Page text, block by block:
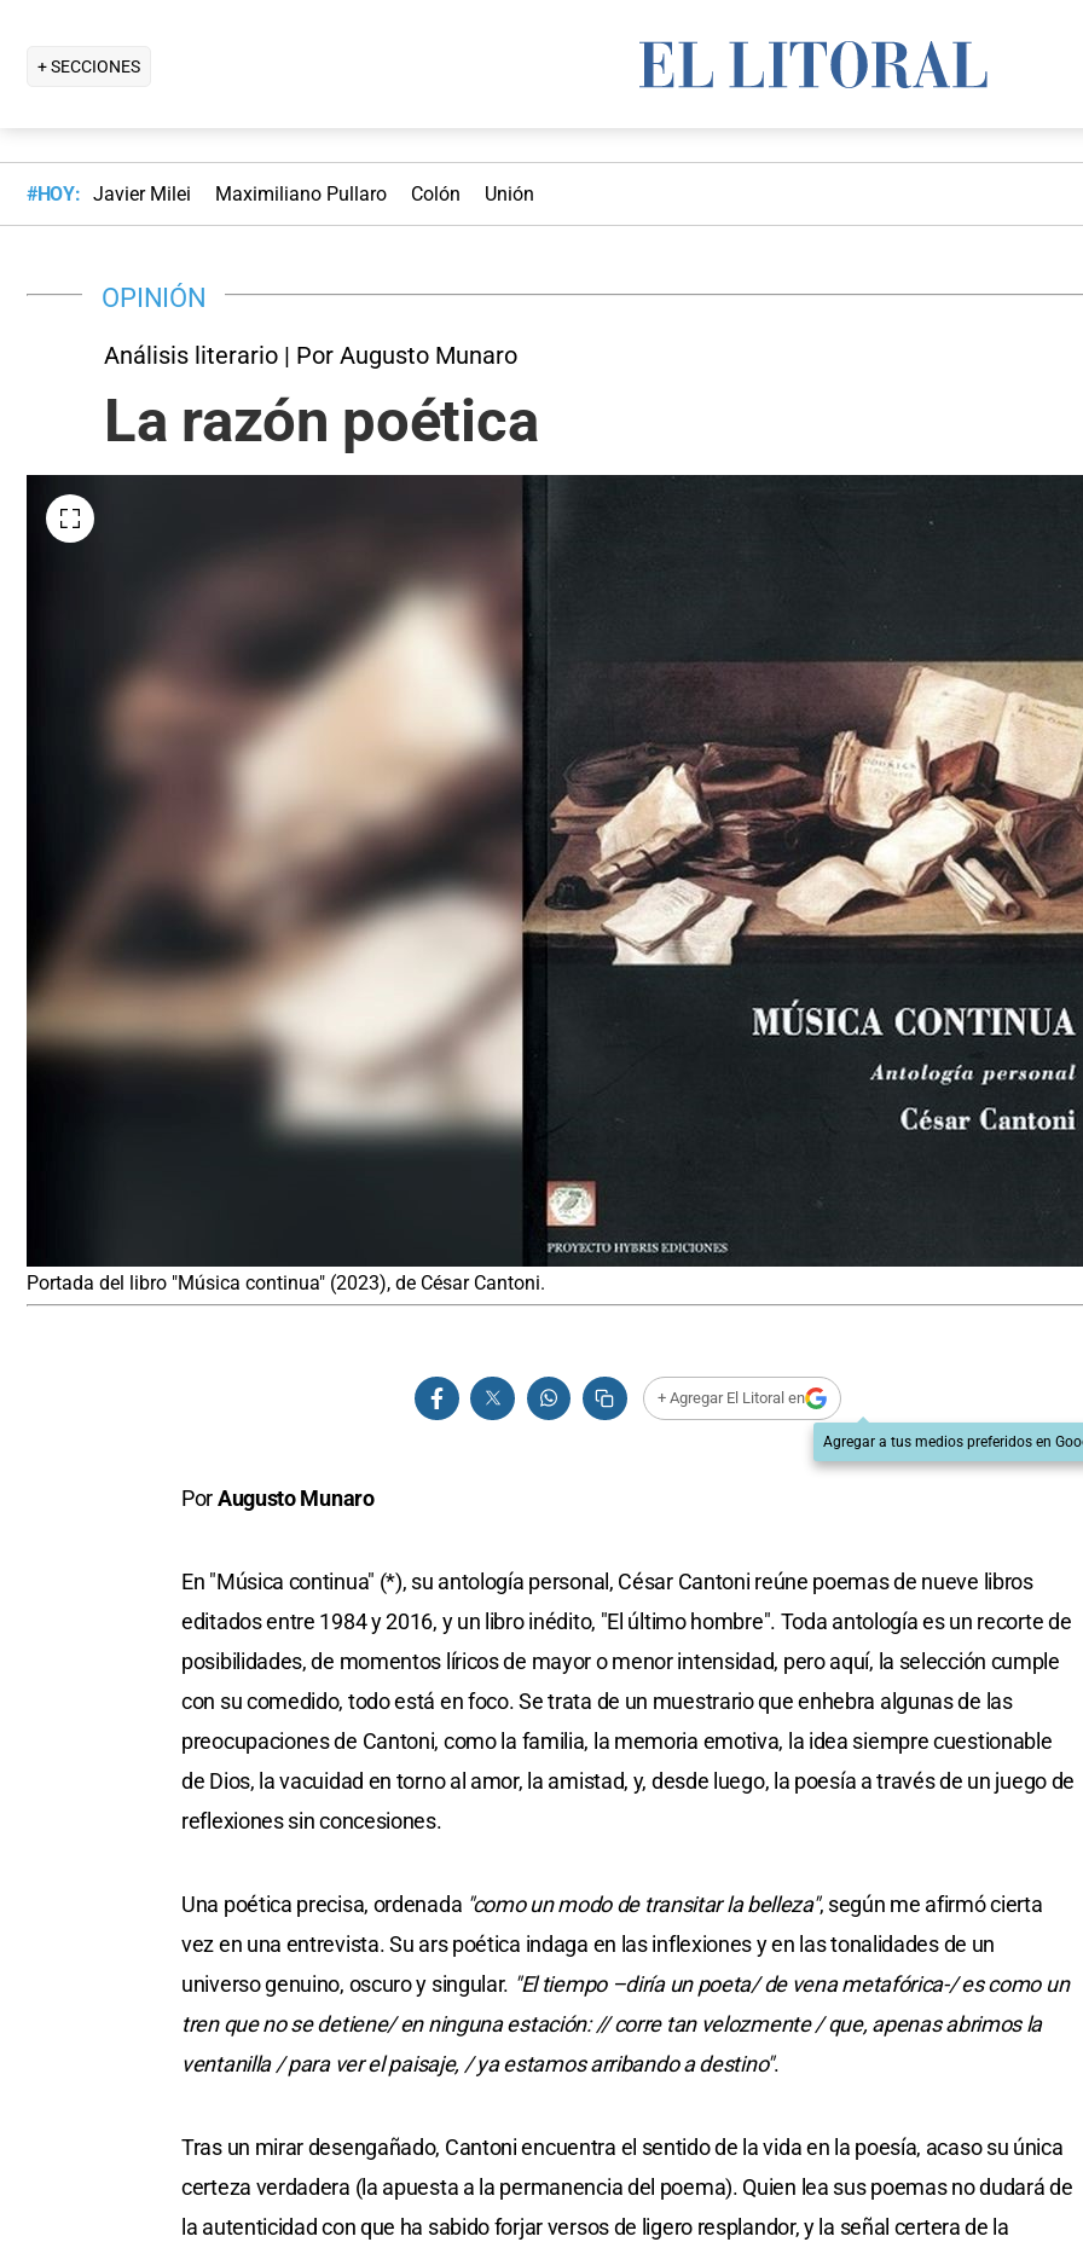
+ SECCIONES
#HOY: Javier Milei Maximiliano Pullaro Colón Unión
OPINIÓN
Análisis literario | Por Augusto Munaro
La razón poética
Portada del libro "Música continua" (2023), de César Cantoni.
+ Agregar El Litoral en
Agregar a tus medios preferidos en
PorAugusto Munaro
En "Música continua" (*), su antología personal, César Cantoni reúne poemas de nueve libros
editados entre 1984 y 2016, y un libro inédito, "El último hombre". Toda antología es un recorte de
posibilidades, de momentos líricos de mayor o menor intensidad, pero aquí, la selección cumple
con su comedido, todo está en foco. Se trata de un muestrario que enhebra algunas de las
preocupaciones de Cantoni, como la familia, la memoria emotiva, la idea siempre cuestionable
de Dios, la vacuidad en torno al amor, la amistad, y, desde luego, la poesía a través de un juego de
reflexiones sin concesiones.
Una poética precisa, ordenada "como un modo de transitar la belleza", según me afirmó cierta
vez en una entrevista. Su ars poética indaga en las inflexiones y en las tonalidades de un
universo genuino, oscuro y singular. "El tiempo –diría un poeta/ de vena metafórica-/ es como un
tren que no se detiene/ en ninguna estación: // corre tan velozmente / que, apenas abrimos la
ventanilla / para ver el paisaje, / ya estamos arribando a destino".
Tras un mirar desengañado, Cantoni encuentra el sentido de la vida en la poesía, acaso su única
certeza verdadera (la apuesta a la permanencia del poema). Quien lea sus poemas no dudará de
la autenticidad con que ha sabido forjar versos de ligero resplandor, y la señal certera de la